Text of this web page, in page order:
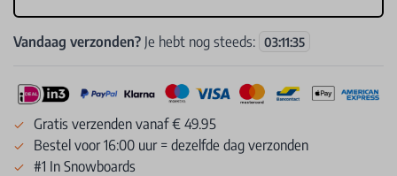
Vandaag verzonden? Je hebt nog steeds: 03:11:35
Gratis verzenden vanaf € 49.95
Bestel voor 16:00 uur = dezelfde dag verzonden
#1 In Snowboards